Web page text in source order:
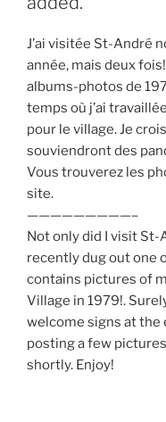
J’ai visitée St-André
année, mais deux
albums-photos de
temps où j’ai
pour le village. Je
souviendront des
Vous trouverez les
site.
—————————–
Not only did I visit St-
recently dug out one
contains pictures of
Village in 1979!.
welcome signs at the
posting a few
shortly. Enjoy!